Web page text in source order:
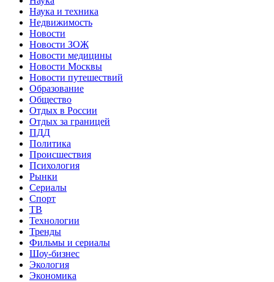
Наука и техника
Недвижимость
Новости
Новости ЗОЖ
Новости медицины
Новости Москвы
Новости путешествий
Образование
Общество
Отдых в России
Отдых за границей
ПДД
Политика
Происшествия
Психология
Рынки
Сериалы
Спорт
ТВ
Технологии
Тренды
Фильмы и сериалы
Шоу-бизнес
Экология
Экономика